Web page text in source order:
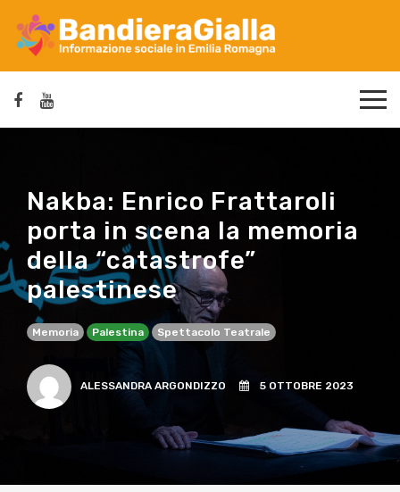
Nakba: Enrico Frattaroli
porta in scena la memoria
della “catastrofe”
palestinese
Memoria Palestina Spettacolo Teatrale
ALESSANDRA ARGONDIZZO 5 OTTOBRE 2023